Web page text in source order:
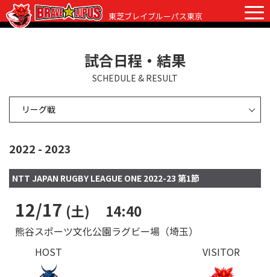
東芝ブレイブルーパス東京
グッズ ファンクラブ
観戦ガイド
初めての観戦
ラグビーって何？
会場紹介
クラブからのお願い
ニュース
選手
スタッフ
マスコット
クラブ情報
クラブ情報
株式会社 ブレイブルーパス東京概要
株式会社 チームの歴史
アカデミー
パートナー
Youtube
試合日程・結果
SCHEDULE & RESULT
2022 - 2023
NTT JAPAN RUGBY LEAGUE ONE 2022-23 第1節
12/17 (土) 14:40
熊谷スポーツ文化公園ラグビー場（埼玉）
HOST
VISITOR